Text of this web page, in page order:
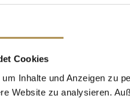
Cookies
Inhalte und Anzeigen zu
Website zu analysieren.